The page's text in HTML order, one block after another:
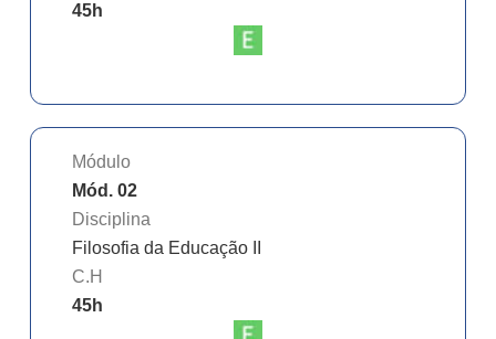
45h
Módulo
Mód. 02
Disciplina
Filosofia da Educação II
C.H
45h